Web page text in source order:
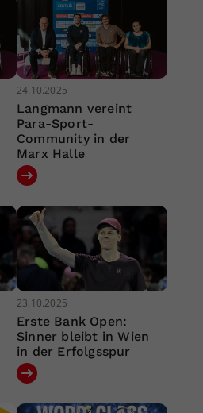
24.10.2025
Langmann vereint
Para-Sport-
Community in der
Marx Halle
23.10.2025
Erste Bank Open:
Sinner bleibt in Wien
in der Erfolgsspur